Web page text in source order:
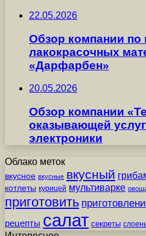
22.05.2026
Обзор компании по
лакокрасочных
«Дарфарбен»
20.05.2026
Обзор компании
оказывающей
электроники
Облако меток
вкусное вкусные вкусный
котлеты курицей мультиварке
приготовить
рецепты салат секреты